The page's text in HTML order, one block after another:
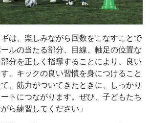
ギは、楽しみながら回数をこなすことで
ルの当たる部分、目線、軸足の位置な
分を正しく指導することにより、良い
。キックの良い習慣を身につけること
、筋力がついてきたときに、しっかり
トにつながります。ぜひ、子どもたち
ら練習してください」